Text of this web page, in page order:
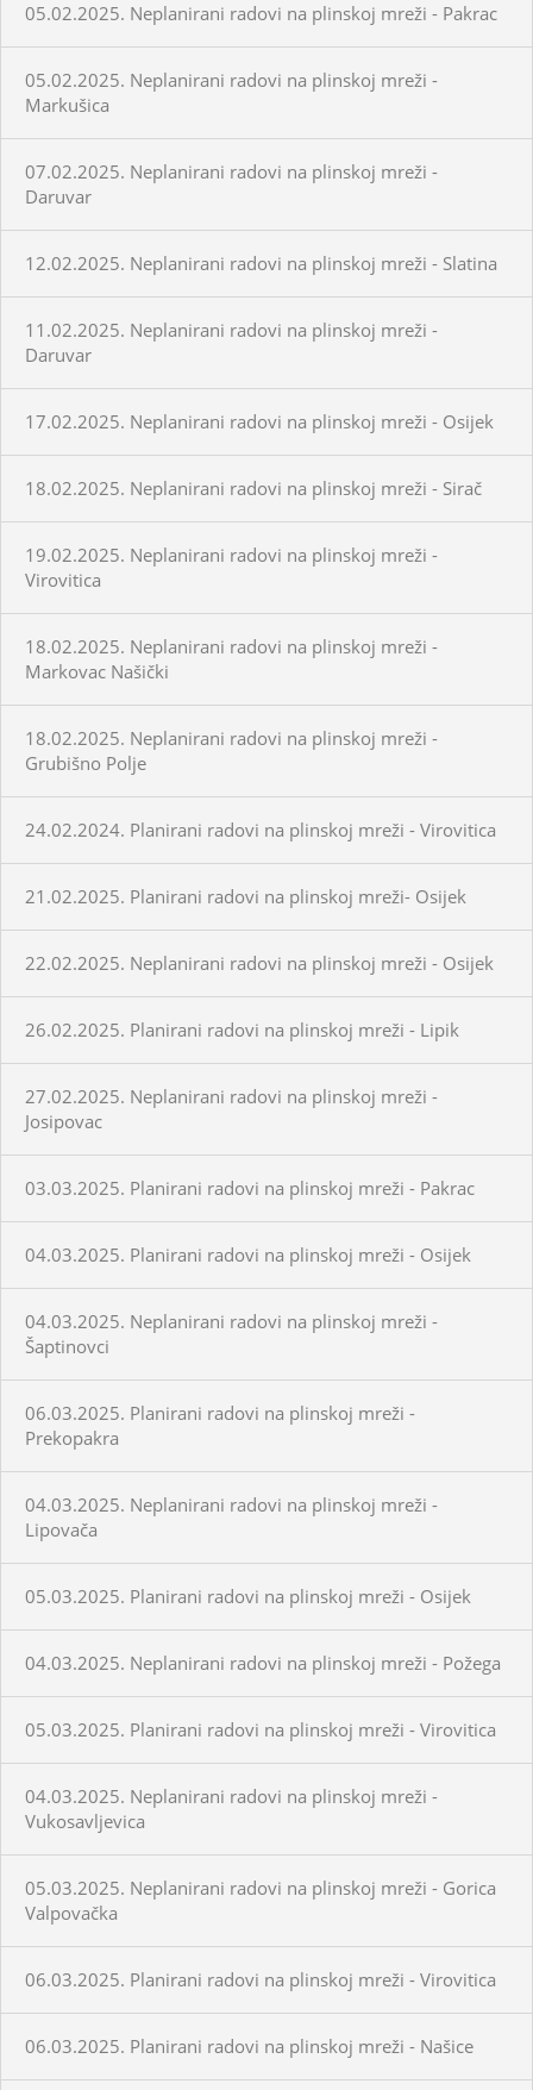
05.02.2025. Neplanirani radovi na plinskoj mreži - Pakrac
05.02.2025. Neplanirani radovi na plinskoj mreži -
Markušica
07.02.2025. Neplanirani radovi na plinskoj mreži -
Daruvar
12.02.2025. Neplanirani radovi na plinskoj mreži - Slatina
11.02.2025. Neplanirani radovi na plinskoj mreži -
Daruvar
17.02.2025. Neplanirani radovi na plinskoj mreži - Osijek
18.02.2025. Neplanirani radovi na plinskoj mreži - Sirač
19.02.2025. Neplanirani radovi na plinskoj mreži -
Virovitica
18.02.2025. Neplanirani radovi na plinskoj mreži -
Markovac Našički
18.02.2025. Neplanirani radovi na plinskoj mreži -
Grubišno Polje
24.02.2024. Planirani radovi na plinskoj mreži - Virovitica
21.02.2025. Planirani radovi na plinskoj mreži- Osijek
22.02.2025. Neplanirani radovi na plinskoj mreži - Osijek
26.02.2025. Planirani radovi na plinskoj mreži - Lipik
27.02.2025. Neplanirani radovi na plinskoj mreži -
Josipovac
03.03.2025. Planirani radovi na plinskoj mreži - Pakrac
04.03.2025. Planirani radovi na plinskoj mreži - Osijek
04.03.2025. Neplanirani radovi na plinskoj mreži -
Šaptinovci
06.03.2025. Planirani radovi na plinskoj mreži -
Prekopakra
04.03.2025. Neplanirani radovi na plinskoj mreži -
Lipovača
05.03.2025. Planirani radovi na plinskoj mreži - Osijek
04.03.2025. Neplanirani radovi na plinskoj mreži - Požega
05.03.2025. Planirani radovi na plinskoj mreži - Virovitica
04.03.2025. Neplanirani radovi na plinskoj mreži -
Vukosavljevica
05.03.2025. Neplanirani radovi na plinskoj mreži - Gorica
Valpovačka
06.03.2025. Planirani radovi na plinskoj mreži - Virovitica
06.03.2025. Planirani radovi na plinskoj mreži - Našice